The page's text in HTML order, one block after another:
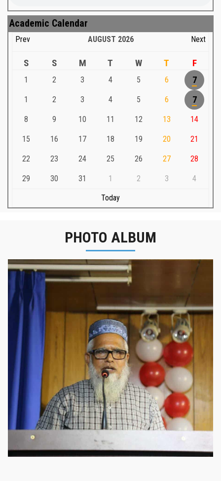
Academic Calendar
Prev AUGUST 2026 Next
S S M T W T F
1 2 3 4 5 6 7
1 2 3 4 5 6 7
8 9 10 11 12 13 14
15 16 17 18 19 20 21
22 23 24 25 26 27 28
29 30 31 1 2 3 4
Today
PHOTO ALBUM
নবীনবরণ - ২০২৫